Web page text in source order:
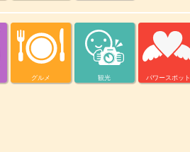
グルメ 観光 パワースポット